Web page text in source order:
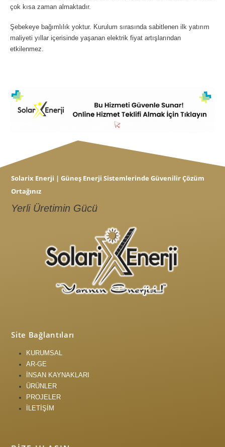
çok kısa zaman almaktadır.
Şebekeye bağımlılık yoktur. Kurulum sırasında sabitlenen ilk yatırım
maliyeti yıllar içerisinde yaşanan elektrik fiyat artışlarından
etkilenmez.
Solarix Enerji | Güneş Enerji Sistemlerinde Güvenilir Çözüm
Ortağınız
Yerli Üretimin Gücü
Site Bağlantıları
KURUMSAL
AR-GE
İNSAN KAYNAKLARI
ÜRÜNLER
PROJELER
İLETİŞİM